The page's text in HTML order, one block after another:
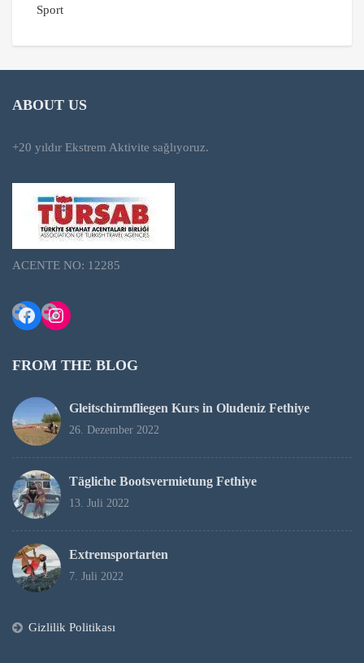
Sport
ABOUT US
+20 yıldır Ekstrem Aktivite sağlıyoruz.
ACENTE NO: 12285
Facebook
Instagram
FROM THE BLOG
Gleitschirmfliegen Kurs in Oludeniz Fethiye
26. Dezember 2022
Tägliche Bootsvermietung Fethiye
13. Juli 2022
Extremsportarten
7. Juli 2022
Gizlilik Politikası